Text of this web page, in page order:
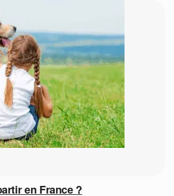
en France ?